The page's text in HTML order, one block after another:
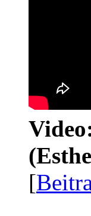
[